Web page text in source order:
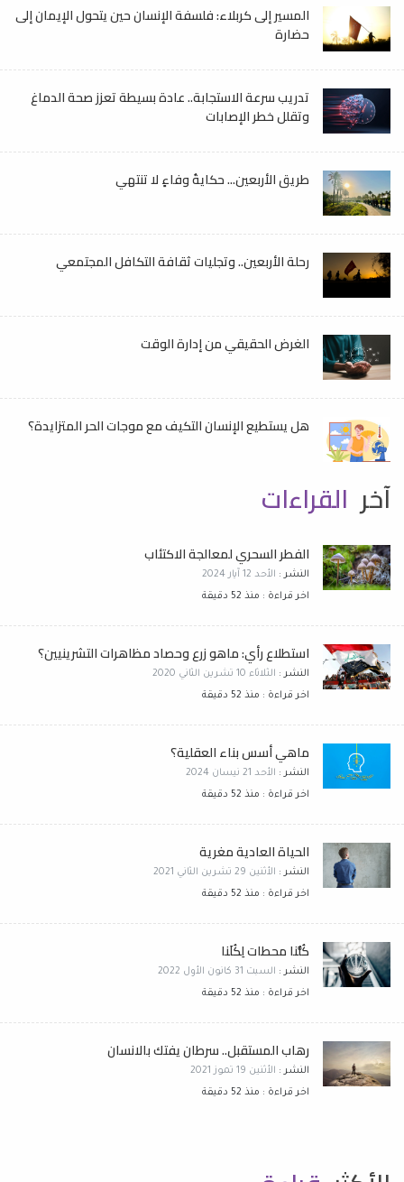
المسير إلى كربلاء: فلسفة الإنسان حين يتحول الإيمان إلى
حضارة
تدريب سرعة الاستجابة.. عادة بسيطة تعزز صحة الدماغ
وتقلل خطر الإصابات
طريق الأربعين... حكايةُ وفاءٍ لا تنتهي
رحلة الأربعين.. وتجليات ثقافة التكافل المجتمعي
الغرض الحقيقي من إدارة الوقت
هل يستطيع الإنسان التكيف مع موجات الحر المتزايدة؟
آخر القراءات
الفطر السحري لمعالجة الاكتئاب
النشر : الأحد 12 آيار 2024
اخر قراءة : منذ 52 دقيقة
استطلاع رأي: ماهو زرع وحصاد مظاهرات التشرينيين؟
النشر : الثلاثاء 10 تشرين الثاني 2020
اخر قراءة : منذ 52 دقيقة
ماهي أسس بناء العقلية؟
النشر : الأحد 21 نيسان 2024
اخر قراءة : منذ 52 دقيقة
الحياة العادية مغرية
النشر : الأثنين 29 تشرين الثاني 2021
اخر قراءة : منذ 52 دقيقة
كُلُّنا محطات لِكُلَنا
النشر : السبت 31 كانون الأول 2022
اخر قراءة : منذ 52 دقيقة
رهاب المستقبل.. سرطان يفتك بالانسان
النشر : الأثنين 19 تموز 2021
اخر قراءة : منذ 52 دقيقة